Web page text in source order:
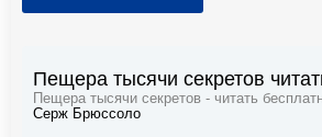
Пещера тысячи секретов
Пещера тысячи секретов - читать
Серж Брюссоло